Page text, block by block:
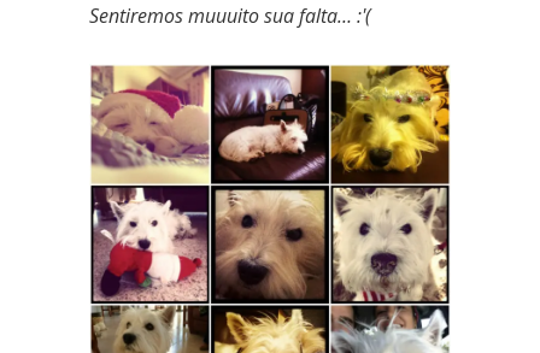
Sentiremos muuuito sua falta… :'(